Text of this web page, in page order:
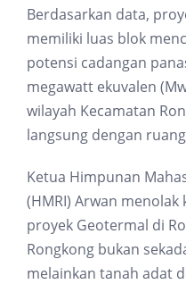
Berdasarkan data,
memiliki luas blok
potensi cadangan
megawatt ekuvalen
wilayah Kecamatan
langsung dengan
Ketua Himpunan
(HMRI) Arwan
proyek Geotermal di
Rongkong bukan
melainkan tanah adat